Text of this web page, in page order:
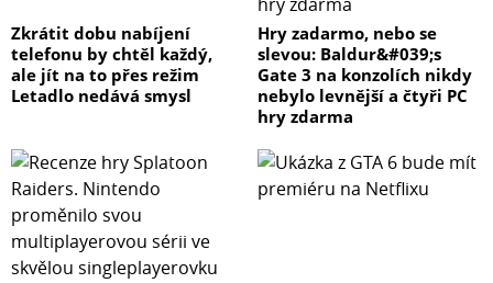
Zkrátit dobu nabíjení
telefonu by chtěl každý,
ale jít na to přes režim
Letadlo nedává smysl
Hry zadarmo, nebo se
slevou: Baldur&#039;s
Gate 3 na konzolích nikdy
nebylo levnější a čtyři PC
hry zdarma